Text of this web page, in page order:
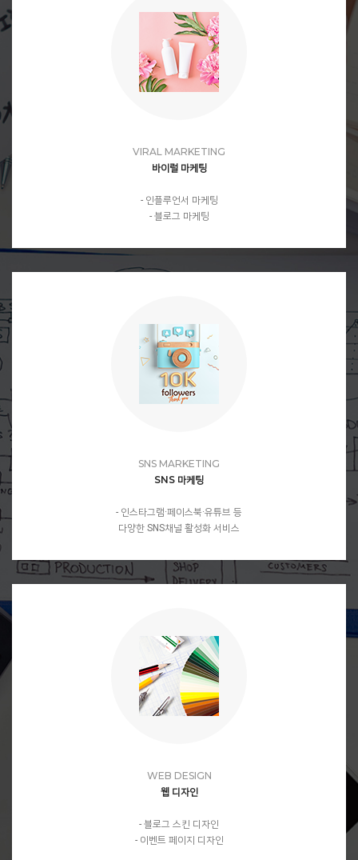
VIRAL MARKETING
바이럴 마케팅
- 인플루언서 마케팅
- 블로그 마케팅
SNS MARKETING
SNS 마케팅
- 인스타그램·페이스북·유튜브 등
다양한 SNS채널 활성화 서비스
WEB DESIGN
웹 디자인
- 블로그 스킨 디자인
- 이벤트 페이지 디자인